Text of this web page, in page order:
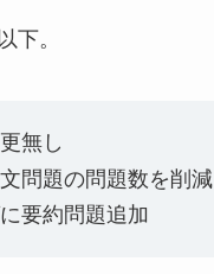
下。
無し
問題の問題数を削減
要約問題追加